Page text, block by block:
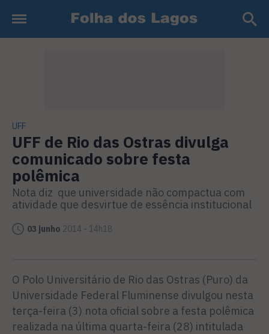
UFF
UFF de Rio das Ostras divulga
comunicado sobre festa
polêmica
Nota diz que universidade não compactua com
atividade que desvirtue de essência institucional
03 junho 2014 - 14h18
O Polo Universitário de Rio das Ostras (Puro) da
Universidade Federal Fluminense divulgou nesta
terça-feira (3) nota oficial sobre a festa polêmica
realizada na última quarta-feira (28) intitulada